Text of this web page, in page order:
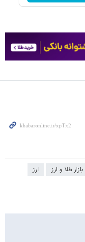
بازار طلا و ارز
ارز